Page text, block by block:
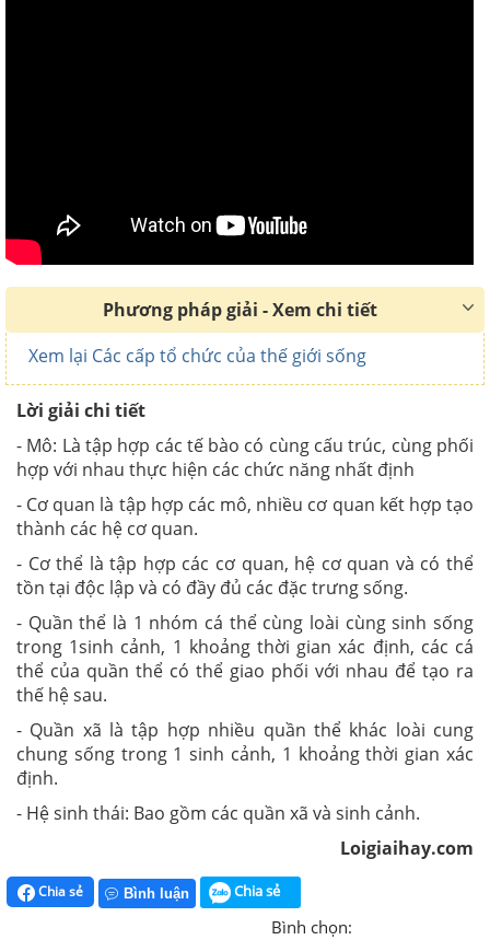
Phương pháp giải - Xem chi tiết
Xem lại Các cấp tổ chức của thế giới sống
Lời giải chi tiết
- Mô: Là tập hợp các tế bào có cùng cấu trúc, cùng phối
hợp với nhau thực hiện các chức năng nhất định
- Cơ quan là tập hợp các mô, nhiều cơ quan kết hợp tạo
thành các hệ cơ quan.
- Cơ thể là tập hợp các cơ quan, hệ cơ quan và có thể
tồn tại độc lập và có đầy đủ các đặc trưng sống.
- Quần thể là 1 nhóm cá thể cùng loài cùng sinh sống
trong 1sinh cảnh, 1 khoảng thời gian xác định, các cá
thể của quần thể có thể giao phối với nhau để tạo ra
thế hệ sau.
- Quần xã là tập hợp nhiều quần thể khác loài cung
chung sống trong 1 sinh cảnh, 1 khoảng thời gian xác
định.
- Hệ sinh thái: Bao gồm các quần xã và sinh cảnh.
Loigiaihay.com
Chia sẻ Bình luận Chia sẻ
Bình chọn: